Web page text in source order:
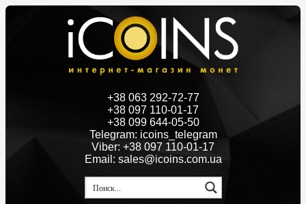
+38 063 292-72-77
+38 097 110-01-17
+38 099 644-05-50
Telegram: icoins_telegram
Viber: +38 097 110-01-17
Email: sales@icoins.com.ua